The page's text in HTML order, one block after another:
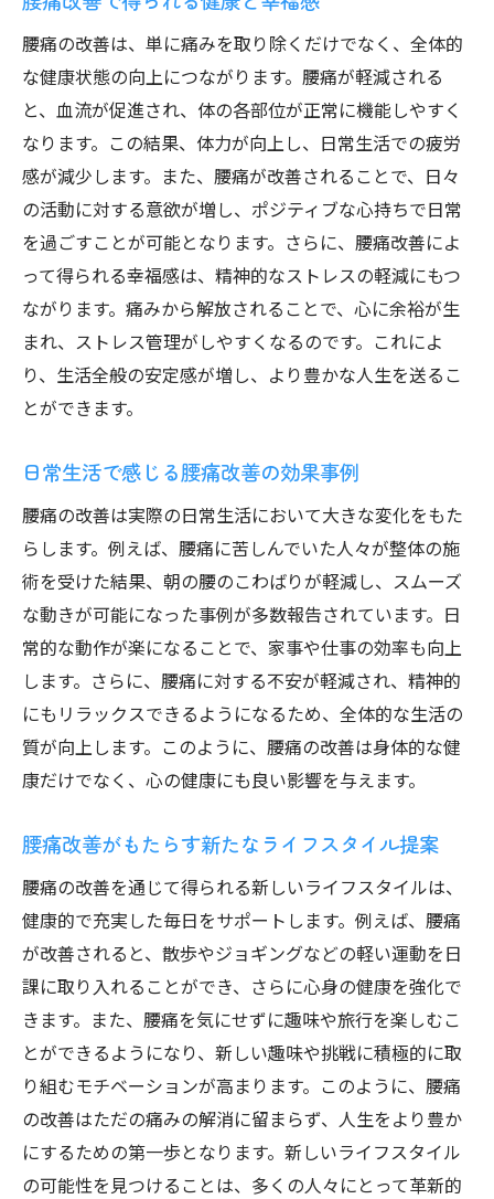
腰痛の改善は、単に痛みを取り除くだけでなく、全体的
な健康状態の向上につながります。腰痛が軽減される
と、血流が促進され、体の各部位が正常に機能しやすく
なります。この結果、体力が向上し、日常生活での疲労
感が減少します。また、腰痛が改善されることで、日々
の活動に対する意欲が増し、ポジティブな心持ちで日常
を過ごすことが可能となります。さらに、腰痛改善によ
って得られる幸福感は、精神的なストレスの軽減にもつ
ながります。痛みから解放されることで、心に余裕が生
まれ、ストレス管理がしやすくなるのです。これによ
り、生活全般の安定感が増し、より豊かな人生を送るこ
とができます。
日常生活で感じる腰痛改善の効果事例
腰痛の改善は実際の日常生活において大きな変化をもた
らします。例えば、腰痛に苦しんでいた人々が整体の施
術を受けた結果、朝の腰のこわばりが軽減し、スムーズ
な動きが可能になった事例が多数報告されています。日
常的な動作が楽になることで、家事や仕事の効率も向上
します。さらに、腰痛に対する不安が軽減され、精神的
にもリラックスできるようになるため、全体的な生活の
質が向上します。このように、腰痛の改善は身体的な健
康だけでなく、心の健康にも良い影響を与えます。
腰痛改善がもたらす新たなライフスタイル提案
腰痛の改善を通じて得られる新しいライフスタイルは、
健康的で充実した毎日をサポートします。例えば、腰痛
が改善されると、散歩やジョギングなどの軽い運動を日
課に取り入れることができ、さらに心身の健康を強化で
きます。また、腰痛を気にせずに趣味や旅行を楽しむこ
とができるようになり、新しい趣味や挑戦に積極的に取
り組むモチベーションが高まります。このように、腰痛
の改善はただの痛みの解消に留まらず、人生をより豊か
にするための第一歩となります。新しいライフスタイル
の可能性を見つけることは、多くの人々にとって革新的